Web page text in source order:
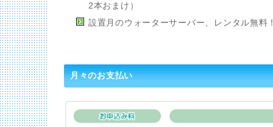
2本おまけ）
設置月のウォーターサーバー、レンタル無料
月々のお支払い